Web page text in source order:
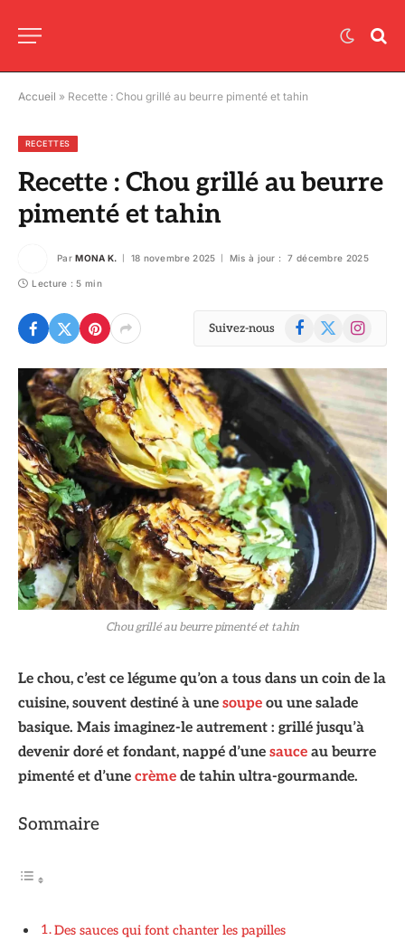
Accueil » Recette : Chou grillé au beurre pimenté et tahin
RECETTES
Recette : Chou grillé au beurre
pimenté et tahin
Par MONA K. 18 novembre 2025 Mis à jour : 7 décembre 2025
Lecture : 5 min
Suivez-nous Facebook
X
Instagram
Chou grillé au beurre pimenté et tahin
Le chou, c’est ce légume qu’on a tous dans un coin de la
cuisine, souvent destiné à une soupe ou une salade
basique. Mais imaginez-le autrement : grillé jusqu’à
devenir doré et fondant, nappé d’une sauce au beurre
pimenté et d’une crème de tahin ultra-gourmande.
Sommaire
Des sauces qui font chanter les papilles